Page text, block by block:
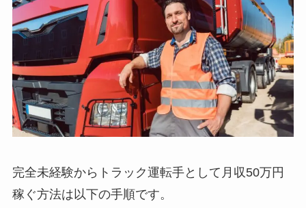
完全未経験からトラック運転手として月収50万円
稼ぐ方法は以下の手順です。